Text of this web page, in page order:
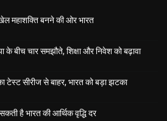
महाशक्ति बनने की ओर भारत
बीच चार समझौते, शिक्षा और निवेश को बढ़ावा
टेस्ट सीरीज से बाहर, भारत को बड़ा झटका
है भारत की आर्थिक वृद्धि दर